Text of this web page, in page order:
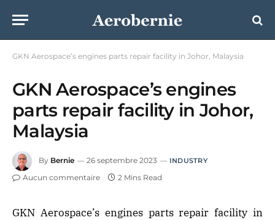
GKN Aerospace’s engines parts repair facility in Johor, Malaysia
GKN Aerospace’s engines
parts repair facility in Johor,
Malaysia
By Bernie 26 septembre 2023 INDUSTRY
Aucun commentaire 2 Mins Read
GKN Aerospace’s engines parts repair facility in